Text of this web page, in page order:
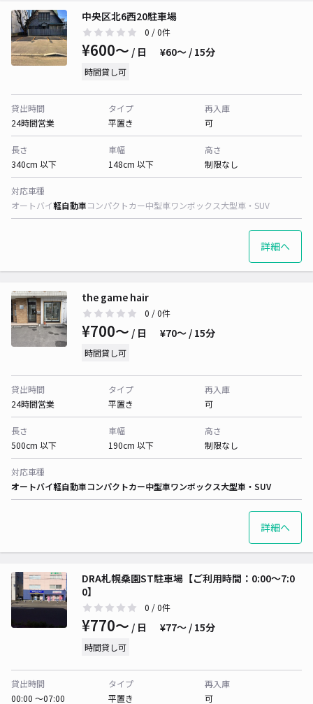
中央区北6西20駐車場
0 / 0件
¥600〜 / 日 ¥60〜 / 15分
時間貸し可
貸出時間
24時間営業
タイプ
平置き
再入庫
可
長さ
340cm 以下
車幅
148cm 以下
高さ
制限なし
対応車種
オートバイ軽自動車コンパクトカー中型車ワンボックス大型車・SUV
詳細へ
the game hair
0 / 0件
¥700〜 / 日 ¥70〜 / 15分
時間貸し可
貸出時間
24時間営業
タイプ
平置き
再入庫
可
長さ
500cm 以下
車幅
190cm 以下
高さ
制限なし
対応車種
オートバイ軽自動車コンパクトカー中型車ワンボックス大型車・SUV
詳細へ
DRA札幌桑園ST駐車場【ご利用時間：0:00～7:0
0】
0 / 0件
¥770〜 / 日 ¥77〜 / 15分
時間貸し可
貸出時間
00:00 〜07:00
タイプ
平置き
再入庫
可